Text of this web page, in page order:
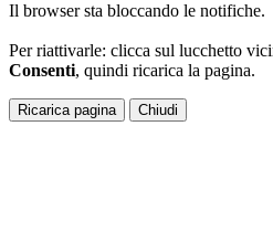
Il browser sta bloccando le notifiche.
Per riattivarle: clicca sul lucchetto
Consenti, quindi ricarica la pagina.
Ricarica pagina Chiudi